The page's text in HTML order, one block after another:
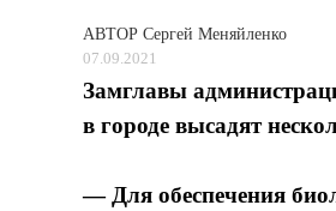
АВТОР Сергей Меняйленко
07.09.2021
Замглавы
в городе высадят
— Для обеспечения